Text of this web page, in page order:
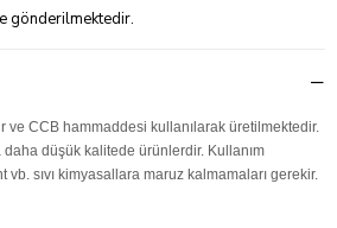
gönderilmektedir.
ve CCB hammaddesi kullanılarak üretilmektedir.
düşük kalitede ürünlerdir. Kullanım
sıvı kimyasallara maruz kalmamaları gerekir.